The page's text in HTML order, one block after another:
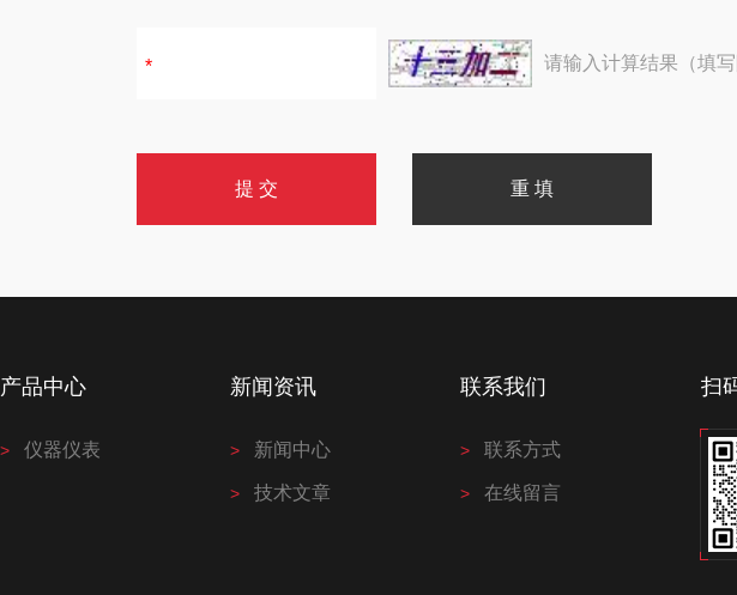
请输入计算结果（填
产品中心
仪器仪表
新闻资讯
新闻中心
技术文章
联系我们
联系方式
在线留言
扫